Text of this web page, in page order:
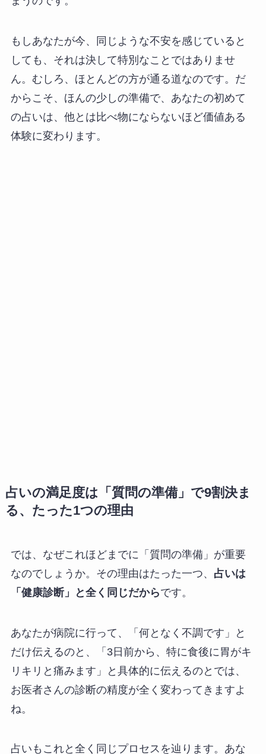
もしあなたが今、同じような不安を感じていると
しても、それは決して特別なことではありませ
ん。むしろ、ほとんどの方が通る道なのです。だ
からこそ、ほんの少しの準備で、あなたの初めて
の占いは、他とは比べ物にならないほど価値ある
体験に変わります。
占いの満足度は「質問の準備」で9割決ま
る、たった1つの理由
では、なぜこれほどまでに「質問の準備」が重要
なのでしょうか。その理由はたった一つ、 占いは
「健康診断」と全く同じだからです。
あなたが病院に行って、「何となく不調です」と
だけ伝えるのと、「3日前から、特に食後に胃がキ
リキリと痛みます」と具体的に伝えるのとでは、
お医者さんの診断の精度が全く変わってきますよ
ね。
占いもこれと全く同じプロセスを辿ります。あな